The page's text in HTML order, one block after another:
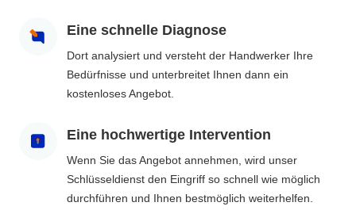
Eine schnelle Diagnose
Dort analysiert und versteht der Handwerker Ihre
Bedürfnisse und unterbreitet Ihnen dann ein
kostenloses Angebot.
Eine hochwertige Intervention
Wenn Sie das Angebot annehmen, wird unser
Schlüsseldienst den Eingriff so schnell wie möglich
durchführen und Ihnen bestmöglich weiterhelfen.